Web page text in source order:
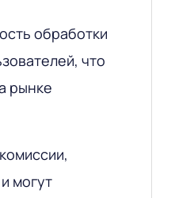
обработки
что
рынке
могут